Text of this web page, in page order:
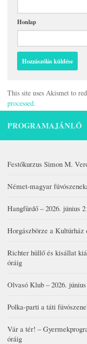
Honlap
This site uses Akismet to
processed.
PROGRAMAJÁNLÓ
Festőkurzus Simon M.
Német-magyar
Hangfürdő – 2026. június
Horgászbörze a Kultúrház
Richter hüllő és kisállat
óráig
Olvasó Klub – 2026.
Polka-parti a táti
Vár a tér! –
óráig